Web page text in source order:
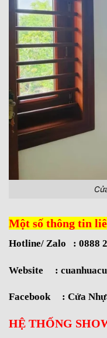
Một số thông tin
Hotline/ Zalo : 0888
Website :
Facebook : Cửa
HỆ THỐNG